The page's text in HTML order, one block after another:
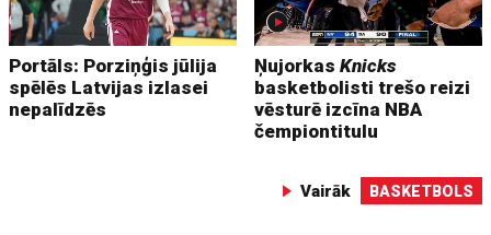
Portāls: Porziņģis jūlija
spēlēs Latvijas izlasei
nepalīdzēs
ŅujorkasKnicks
basketbolisti trešo reizi
vēsturē izcīna NBA
čempiontitulu
Vairāk BASKETBOLS